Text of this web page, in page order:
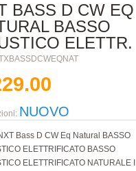
BASS D CW EQ
BASSO
ELETTR.
NUOVO
Bass D CW Eq Natural BASSO
ELETTRIFICATO BASSO
ELETTRIFICATO NATURALE I